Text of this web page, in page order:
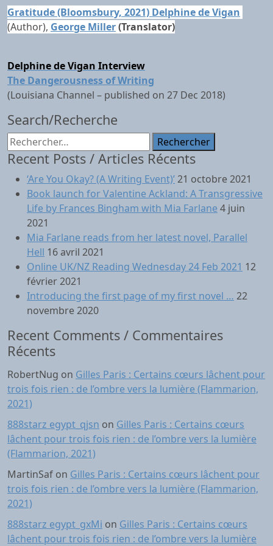
Gratitude (Bloomsbury, 2021) Delphine de Vigan
(Author), George Miller(Translator)
Delphine de Vigan Interview
The Dangerousness of Writing
(Louisiana Channel – published on 27 Dec 2018)
Search/Recherche
Rechercher :
Recent Posts / Articles Récents
‘Are You Okay? (A Writing Event)’21 octobre 2021
Book launch for Valentine Ackland: A Transgressive
Life by Frances Bingham with Mia Farlane 4 juin
2021
Mia Farlane reads from her latest novel, Parallel
Hell 16 avril 2021
Online UK/NZ Reading Wednesday 24 Feb 2021 12
février 2021
Introducing the first page of my first novel … 22
novembre 2020
Recent Comments / Commentaires
Récents
RobertNug on Gilles Paris : Certains cœurs lâchent pour
trois fois rien : de l’ombre vers la lumière (Flammarion,
2021)
888starz egypt_qjsn on Gilles Paris : Certains cœurs
lâchent pour trois fois rien : de l’ombre vers la lumière
(Flammarion, 2021)
MartinSaf on Gilles Paris : Certains cœurs lâchent pour
trois fois rien : de l’ombre vers la lumière (Flammarion,
2021)
888starz egypt_gxMi on Gilles Paris : Certains cœurs
lâchent pour trois fois rien : de l’ombre vers la lumière